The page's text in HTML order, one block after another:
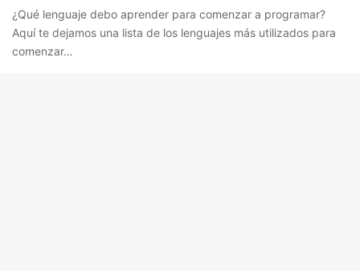
¿Qué lenguaje debo aprender para comenzar a programar?
Aquí te dejamos una lista de los lenguajes más utilizados para
comenzar…